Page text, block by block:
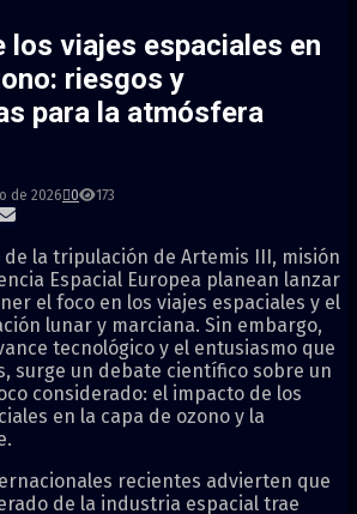
los viajes espaciales en
riesgos y
para la atmósfera
de 2026 0 173
la tripulación de Artemis III, misión
Espacial Europea planean lanzar
el foco en los viajes espaciales y el
lunar y marciana. Sin embargo,
tecnológico y el entusiasmo que
surge un debate científico sobre un
considerado: el impacto de los
en la capa de ozono y la
recientes advierten que
de la industria espacial trae